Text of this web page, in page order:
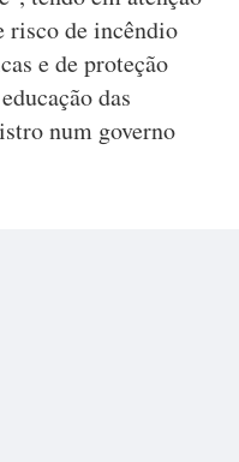
risco de incêndio
e de proteção
das
num governo